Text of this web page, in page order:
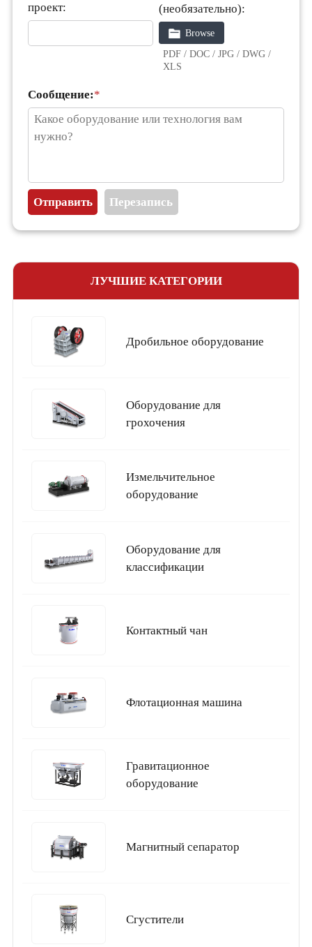
проект:
(необязательно):
Browse
PDF / DOC / JPG / DWG /
XLS
Сообщение:*
ЛУЧШИЕ КАТЕГОРИИ
Дробильное оборудование
Оборудование для
грохочения
Измельчительное
оборудование
Оборудование для
классификации
Контактный чан
Флотационная машина
Гравитационное
оборудование
Магнитный сепаратор
Сгустители